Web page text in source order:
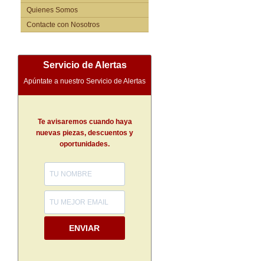
Quienes Somos
Contacte con Nosotros
Servicio de Alertas
Apúntate a nuestro Servicio de Alertas
Te avisaremos cuando haya
nuevas piezas, descuentos y
oportunidades.
ENVIAR